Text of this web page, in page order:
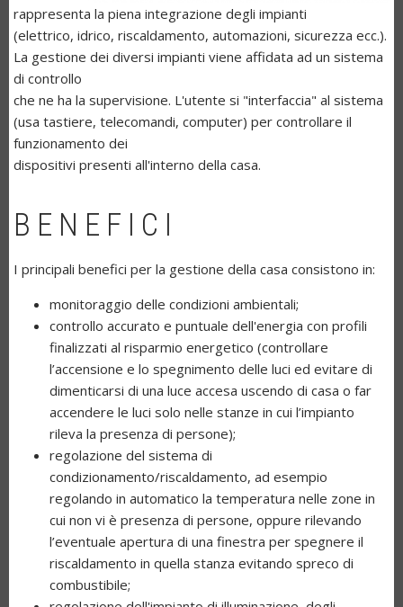
rappresenta la piena integrazione degli impianti
(elettrico, idrico, riscaldamento, automazioni, sicurezza ecc.).
La gestione dei diversi impianti viene affidata ad un sistema
di controllo
che ne ha la supervisione. L'utente si "interfaccia" al sistema
(usa tastiere, telecomandi, computer) per controllare il
funzionamento dei
dispositivi presenti all'interno della casa.
BENEFICI
I principali benefici per la gestione della casa consistono in:
monitoraggio delle condizioni ambientali;
controllo accurato e puntuale dell'energia con profili
finalizzati al risparmio energetico (controllare
l’accensione e lo spegnimento delle luci ed evitare di
dimenticarsi di una luce accesa uscendo di casa o far
accendere le luci solo nelle stanze in cui l’impianto
rileva la presenza di persone);
regolazione del sistema di
condizionamento/riscaldamento, ad esempio
regolando in automatico la temperatura nelle zone in
cui non vi è presenza di persone, oppure rilevando
l’eventuale apertura di una finestra per spegnere il
riscaldamento in quella stanza evitando spreco di
combustibile;